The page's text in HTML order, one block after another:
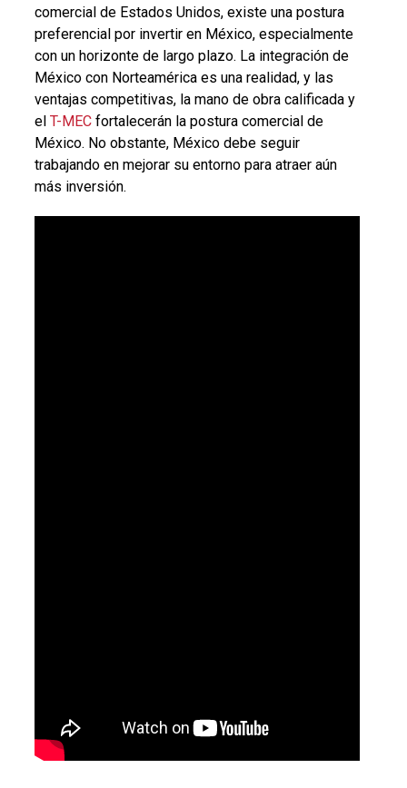
comercial de Estados Unidos, existe una postura
preferencial por invertir en México, especialmente
con un horizonte de largo plazo. La integración de
México con Norteamérica es una realidad, y las
ventajas competitivas, la mano de obra calificada y
el T-MECfortalecerán la postura comercial de
México. No obstante, México debe seguir
trabajando en mejorar su entorno para atraer aún
más inversión.